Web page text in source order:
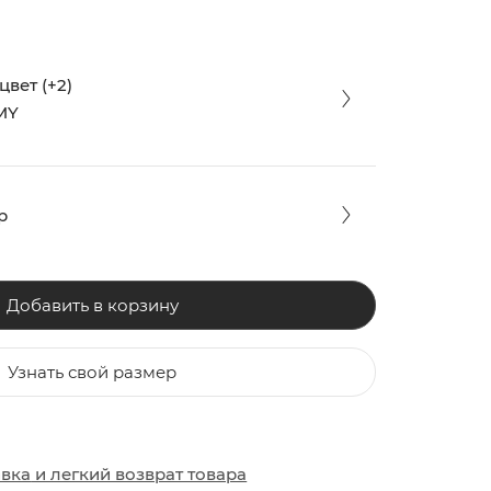
ОБУВЬ
ОБУВЬ
(+2)
Добавить в корзину
Узнать свой размер
илегкий возврат товара